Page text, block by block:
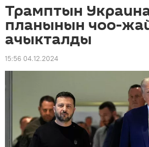
Трамптын
планынын чоо-
ачыкталды
15:56 04.12.2024